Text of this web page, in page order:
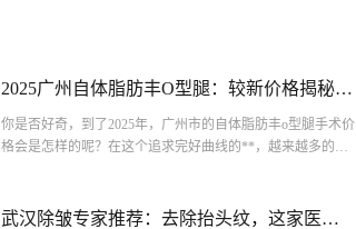
2025广州自体脂肪丰O型腿：较新价格揭秘，
美丽无需等待！
你是否好奇，到了2025年，广州市的自体脂肪丰o型腿手术价
格会是怎样的呢？在这个追求完好曲线的**，越来越多的人
武汉除皱专家推荐：去除抬头纹，这家医院